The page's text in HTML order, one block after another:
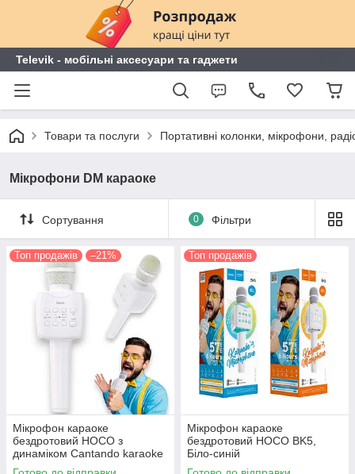
Televik - мобільні аксесуари та гаджети
Товари та послуги Портативні колонки, мікрофони,
Мікрофони DM караоке
Сортування 0 Фільтри
Топ продажів –21%
Мікрофон караоке
бездротовий HOCO з
динаміком Cantando karaoke
microphone, Білий
Топ продажів
Мікрофон караоке
бездротовий HOCO BK5,
Біло-синій